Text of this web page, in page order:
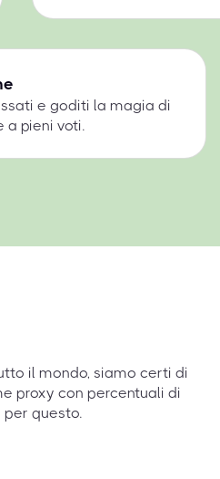
e goditi la magia di
a pieni voti.
il mondo, siamo certi di
proxy con percentuali di
questo.